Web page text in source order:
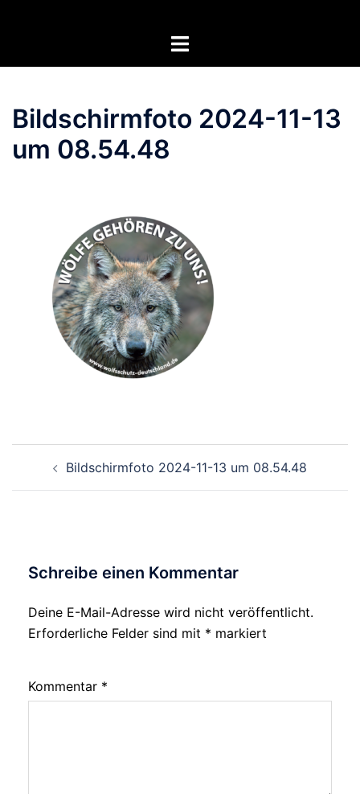
Menü
Bildschirmfoto 2024-11-13
um 08.54.48
Bildschirmfoto 2024-11-13 um 08.54.48
Schreibe einen Kommentar
Deine E-Mail-Adresse wird nicht veröffentlicht.
Erforderliche Felder sind mit * markiert
Kommentar *